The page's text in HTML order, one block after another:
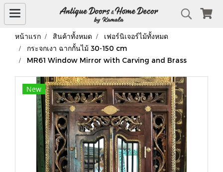
หน้าแรก สินค้าทั้งหมด
เฟอร์นิเจอร์ไม้ทั้งหมด
กระจกเงา ฉากกั้นไม้ 30-150 cm
MR61 Window Mirror with Carving and Brass
New